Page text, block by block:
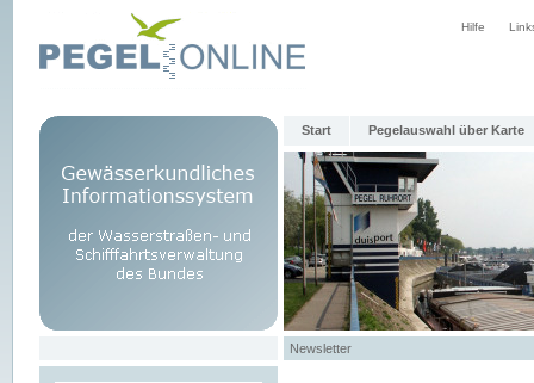
Hilfe
Start Pegelauswahl über Karte
Newsletter